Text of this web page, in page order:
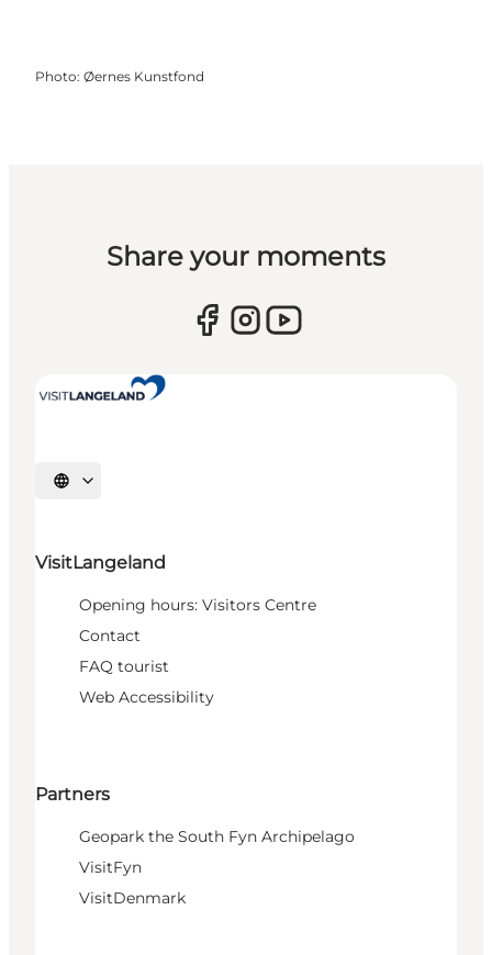
Photo: Øernes Kunstfond
Share your moments
Select language
VisitLangeland
Opening hours: Visitors Centre
Contact
FAQ tourist
Web Accessibility
Partners
Geopark the South Fyn Archipelago
VisitFyn
VisitDenmark